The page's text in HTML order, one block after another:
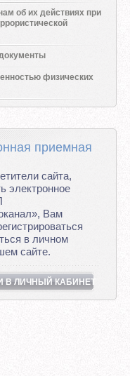
об их действиях при
физических
приемная
сайта,
электронное
Вам
в личном
сайте.
В ЛИЧНЫЙ КАБИНЕТ